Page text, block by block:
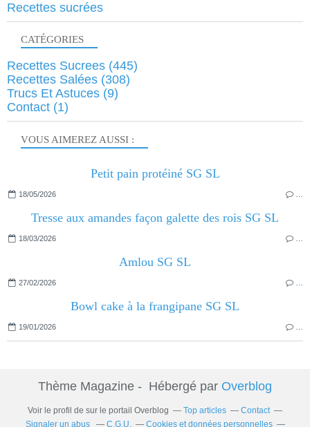
VOUS AIMEREZ AUSSI :
Petit pain protéiné SG SL
18/05/2026
Tresse aux amandes façon galette des rois SG SL
18/03/2026
Amlou SG SL
27/02/2026
Bowl cake à la frangipane SG SL
19/01/2026
Recettes sucrées
CATÉGORIES
Recettes Sucrees (445)
Recettes Salées (308)
Trucs Et Astuces (9)
Contact (1)
Thème Magazine - Hébergé par Overblog
Voir le profil de sur le portail Overblog Top articles
Contact
Signaler un abus
C.G.U. Cookies et données personnelles